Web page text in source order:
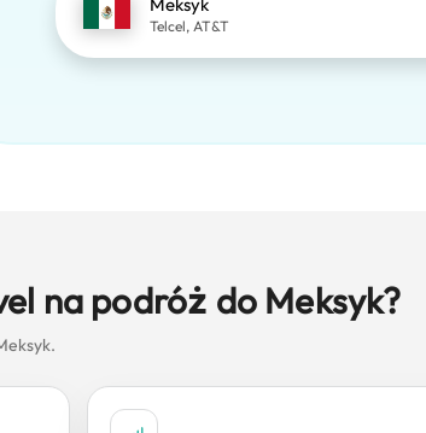
Telcel, AT&T
na podróż do Meksyk?